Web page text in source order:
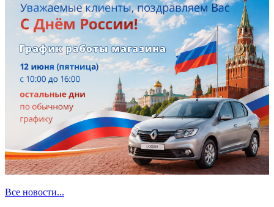
Все новости...